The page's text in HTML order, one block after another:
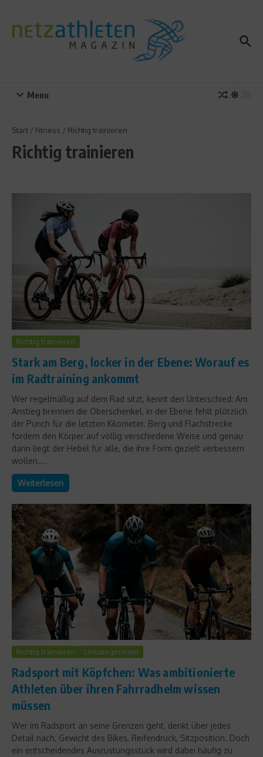
Menu
Start / Fitness / Richtig trainieren
Richtig trainieren
Richtig trainieren
Stark am Berg, locker in der Ebene: Worauf es
im Radtraining ankommt
Wer regelmäßig auf dem Rad sitzt, kennt den Unterschied: Am
Anstieg brennen die Oberschenkel, in der Ebene fehlt plötzlich
der Punch für die letzten Kilometer. Berg und Flachstrecke
fordern den Körper auf völlig verschiedene Weise und genau
darin liegt der Hebel für alle, die ihre Form gezielt verbessern
wollen....
Weiterlesen
Richtig trainieren Unkategorisiert
Radsport mit Köpfchen: Was ambitionierte
Athleten über ihren Fahrradhelm wissen
müssen
Wer im Radsport an seine Grenzen geht, denkt über jedes
Detail nach, Gewicht des Bikes, Reifendruck, Sitzposition. Doch
ein entscheidendes Ausrüstungsstück wird dabei häufig zu